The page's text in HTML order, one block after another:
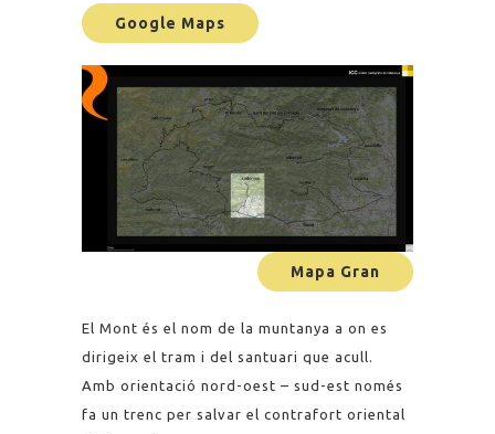
Google Maps
Mapa Gran
El Mont és el nom de la muntanya a on es
dirigeix el tram i del santuari que acull.
Amb orientació nord-oest – sud-est només
fa un trenc per salvar el contrafort oriental